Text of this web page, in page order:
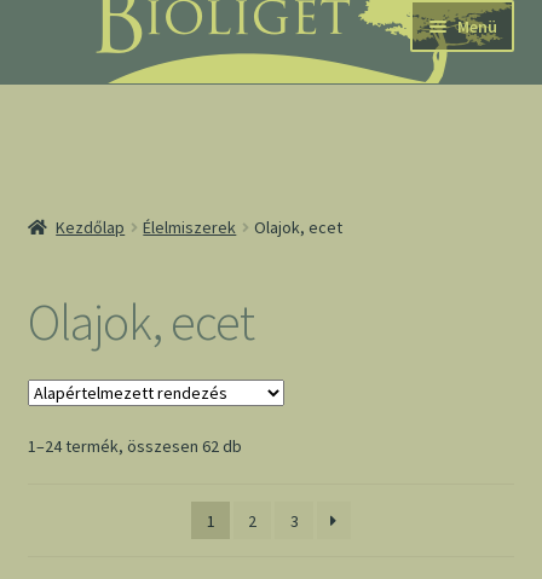
navigációhoz
tartalomba
Menü
Kezdőlap Élelmiszerek Olajok, ecet
Olajok, ecet
1–24 termék, összesen 62 db
1 2 3